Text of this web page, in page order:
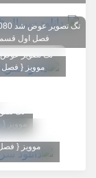
فصل اول قسمت 8
موویز { فصل 2 قسمت 1 اضافه شد }
تگ
موویز { فصل 3
موویز { فصل 4 قسمت 3 اضافه